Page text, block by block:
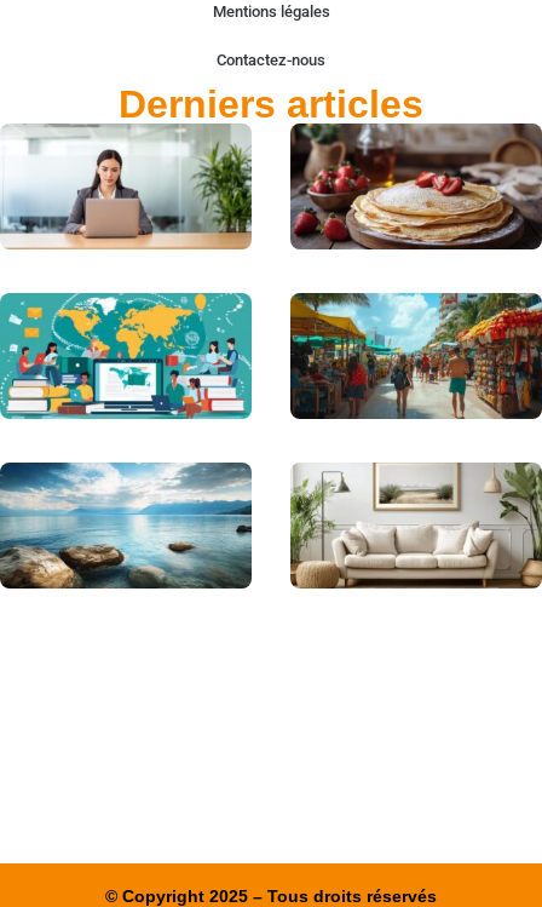
Mentions légales
Contactez-nous
Derniers articles
© Copyright 2025 – Tous droits réservés